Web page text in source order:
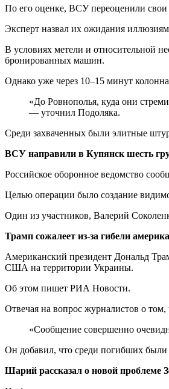
По его оценке, ВСУ переоценили свои
Эксперт назвал их ожидания
В условиях метели и относительной
бронированных машин.
Однако уже через 10–15 минут
«До Ровнополья, куда они
— уточнил Подоляка.
Среди захваченных были элитные
ВСУ направили в Купянск шесть
Российское оборонное ведомство
Целью операции было создание
Один из участников, Валерий
Трамп сожалеет из-за гибели
Американский президент Дональд
США на территории Украины.
Об этом пишет РИА Новости.
Отвечая на вопрос журналистов о
«Сообщение совершенно
Он добавил, что среди погибших были
Шарий рассказал о новой проблеме